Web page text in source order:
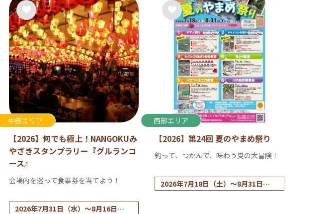
中部エリア
【2026】何でも極上！NANGOKUみ
やざきスタンプラリー『グルランコ
ース』
会場内を巡って食事券を当てよう！
2026年7月31日（水）～8月16日
西部エリア
【2026】第24回 夏のやまめ祭り
釣って、つかんで、味わう夏の大冒険！
2026年7月18日（土）〜8月31日